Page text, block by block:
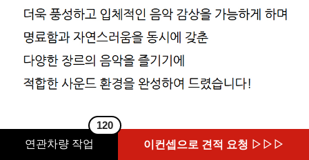
연관차량 작업
120
이컨셉으로 견적 요청 ▷▷▷